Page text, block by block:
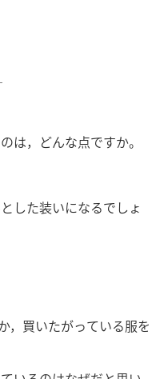
は，どんな点ですか。
した装いになるでしょ
，買いたがっている服を